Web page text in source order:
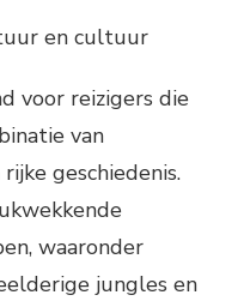
en cultuur
voor reizigers die
van
geschiedenis.
waaronder
jungles en